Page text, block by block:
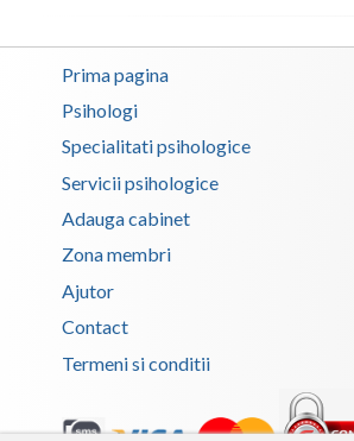
Prima pagina
Psihologi
Specialitati psihologice
Servicii psihologice
Adauga cabinet
Zona membri
Ajutor
Contact
Termeni si conditii